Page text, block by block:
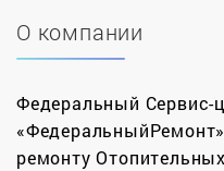
О компании
Федеральный Сервис-
ремонту